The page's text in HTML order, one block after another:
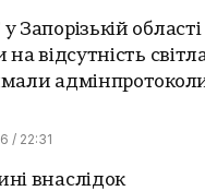
Запорізькій області
на відсутність
/ 22:31
внаслідок